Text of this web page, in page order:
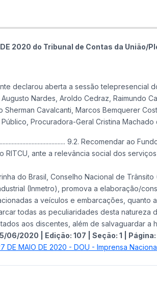
2020 do Tribunal de Contas da União/
declarou aberta a sessão telepresencial
Nardes, Aroldo Cedraz, Raimundo
Sherman Cavalcanti, Marcos Bemquerer
Procuradora-Geral Cristina Machado
9.2.
ante a relevância social dos serviços
do Brasil, Conselho Nacional de
(Inmetro), promova a elaboração/
a veículos e embarcações, quanto
todas as peculiaridades desta natureza
aos discentes, além de salvaguardar a
06/2020 Edição: 107 Seção: 1 Página:
DE MAIO DE 2020 - DOU - Imprensa